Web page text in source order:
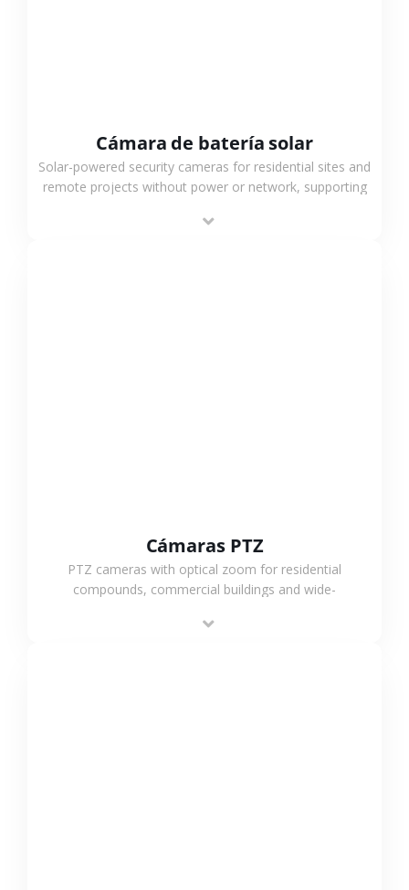
Cámara de batería solar
Solar-powered security cameras for residential sites and
remote projects without power or network, supporting
outdoor monitoring.
Cámaras PTZ
PTZ cameras with optical zoom for residential
compounds, commercial buildings and wide-
monitoring and flexible coverage.